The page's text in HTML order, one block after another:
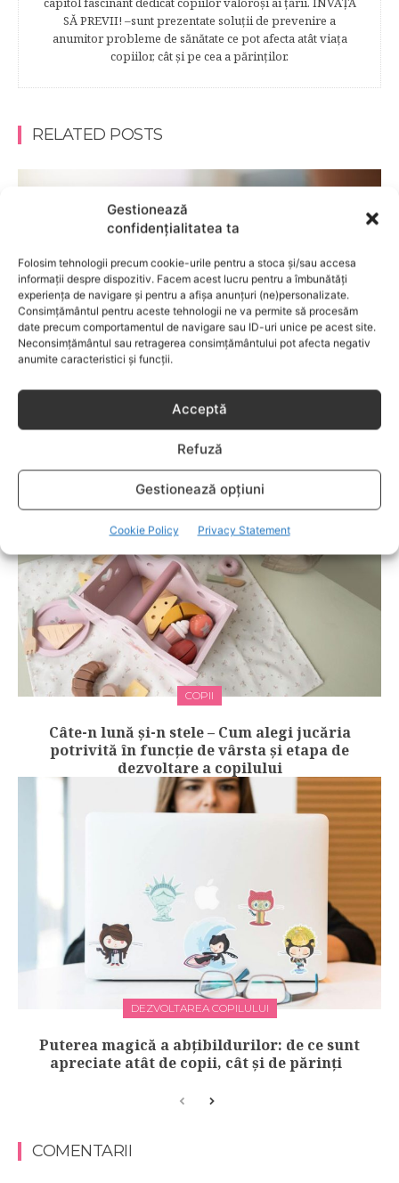
Gestionează
confidențialitatea ta
Folosim tehnologii precum cookie-urile pentru a stoca și/sau accesa
informații despre dispozitiv. Facem acest lucru pentru a îmbunătăți
experiența de navigare și pentru a afișa anunțuri (ne)personalizate.
Consimțământul pentru aceste tehnologii ne va permite să procesăm
date precum comportamentul de navigare sau ID-uri unice pe acest site.
Neconsimțământul sau retragerea consimțământului pot afecta negativ
anumite caracteristici și funcții.
Acceptă
Refuză
Gestionează opțiuni
Cookie Policy Privacy Statement
SĂ PREVII! –sunt prezentate soluţii de prevenire a
anumitor probleme de sănătate ce pot afecta atât viaţa
copiilor, cât şi pe cea a părinţilor.
RELATED POSTS
consult de ortopedie pediatrică
COPII
Câte-n lună și-n stele – Cum alegi jucăria
potrivită în funcție de vârsta și etapa de
dezvoltare a copilului
DEZVOLTAREA COPILULUI
Puterea magică a abțibildurilor: de ce sunt
apreciate atât de copii, cât și de părinți
COMENTARII